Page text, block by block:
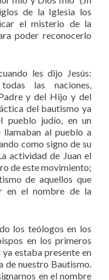
de la Iglesia los
el misterio de la
poder reconocerlo
les dijo Jesús:
las naciones,
y del Hijo y del
del bautismo ya
pueblo judío, en un
llamaban al pueblo a
como signo de su
actividad de Juan el
de este movimiento;
de aquellos que
en el nombre de la
los teólogos en los
en los primeros
estaba presente en
de nuestro Bautismo.
en el nombre